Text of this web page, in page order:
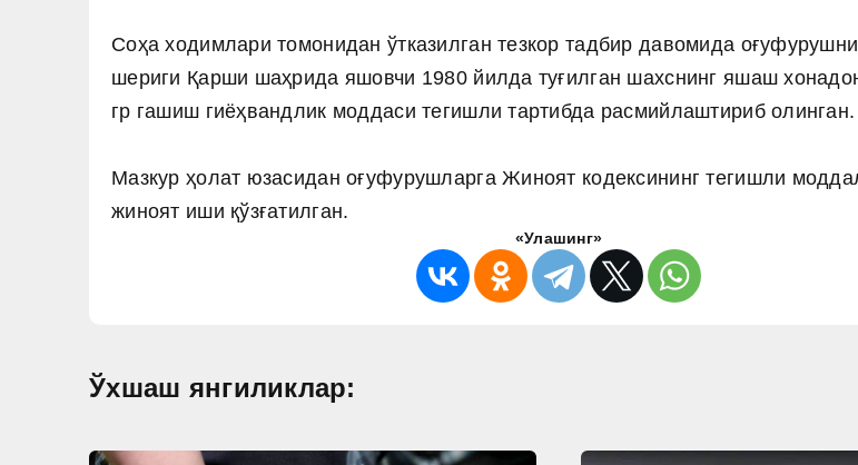
Соҳа ходимлари томонидан ўтказилган тезкор тадбир давомида
шериги Қарши шаҳрида яшовчи 1980 йилда туғилган шахснинг яшаш
гр гашиш гиёҳвандлик моддаси тегишли тартибда расмийлаштириб олинган.
Мазкур ҳолат юзасидан оғуфурушларга Жиноят кодексининг тегишли
жиноят иши қўзғатилган.
«Улашинг»
Ўхшаш янгиликлар: